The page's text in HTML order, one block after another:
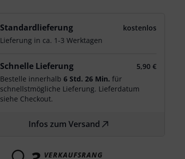
Standardlieferung
kostenlos
Lieferung in ca. 1-3 Werktagen
Schnelle Lieferung
5,90 €
Bestelle innerhalb6 Std. 26 Min. für
schnellstmögliche Lieferung. Lieferdatum
siehe Checkout.
Infos zum Versand
VERKAUFSRANG